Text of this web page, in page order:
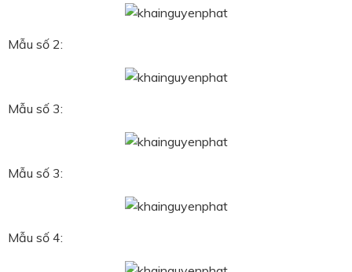
Mẫu số 2:
Mẫu số 3:
Mẫu số 3:
Mẫu số 4: